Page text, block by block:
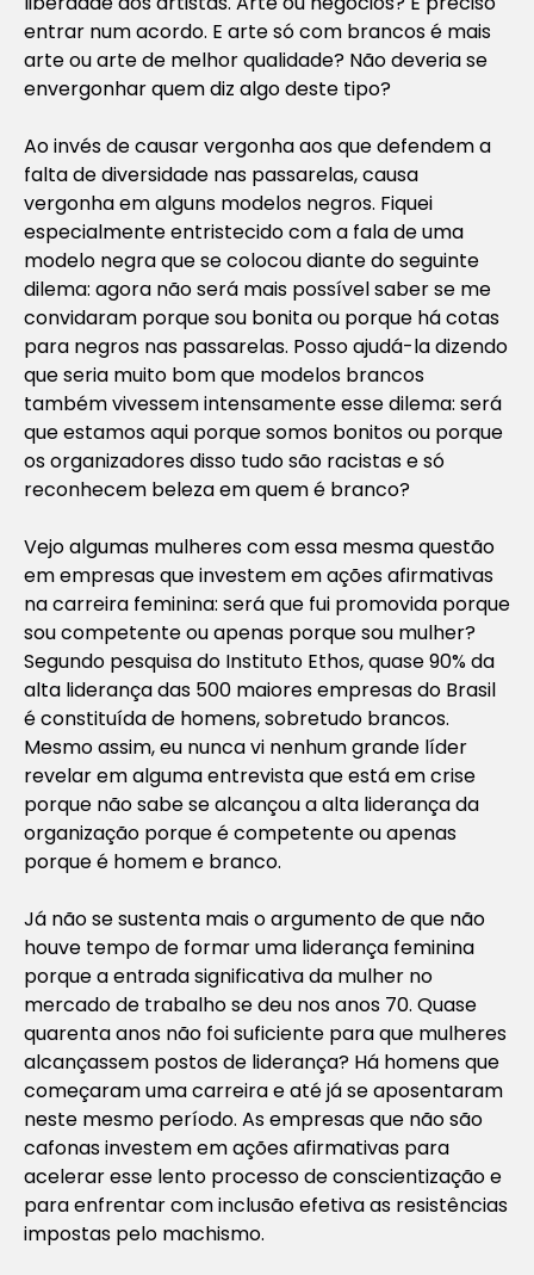
entrar num acordo. E arte só com brancos é mais
arte ou arte de melhor qualidade? Não deveria se
envergonhar quem diz algo deste tipo?
Ao invés de causar vergonha aos que defendem a
falta de diversidade nas passarelas, causa
vergonha em alguns modelos negros. Fiquei
especialmente entristecido com a fala de uma
modelo negra que se colocou diante do seguinte
dilema: agora não será mais possível saber se me
convidaram porque sou bonita ou porque há cotas
para negros nas passarelas. Posso ajudá-la dizendo
que seria muito bom que modelos brancos
também vivessem intensamente esse dilema: será
que estamos aqui porque somos bonitos ou porque
os organizadores disso tudo são racistas e só
reconhecem beleza em quem é branco?
Vejo algumas mulheres com essa mesma questão
em empresas que investem em ações afirmativas
na carreira feminina: será que fui promovida porque
sou competente ou apenas porque sou mulher?
Segundo pesquisa do Instituto Ethos, quase 90% da
alta liderança das 500 maiores empresas do Brasil
é constituída de homens, sobretudo brancos.
Mesmo assim, eu nunca vi nenhum grande líder
revelar em alguma entrevista que está em crise
porque não sabe se alcançou a alta liderança da
organização porque é competente ou apenas
porque é homem e branco.
Já não se sustenta mais o argumento de que não
houve tempo de formar uma liderança feminina
porque a entrada significativa da mulher no
mercado de trabalho se deu nos anos 70. Quase
quarenta anos não foi suficiente para que mulheres
alcançassem postos de liderança? Há homens que
começaram uma carreira e até já se aposentaram
neste mesmo período. As empresas que não são
cafonas investem em ações afirmativas para
acelerar esse lento processo de conscientização e
para enfrentar com inclusão efetiva as resistências
impostas pelo machismo.